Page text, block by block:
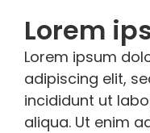
Lorem
Lorem ipsum
adipiscing elit,
incididunt ut
aliqua. Ut enim